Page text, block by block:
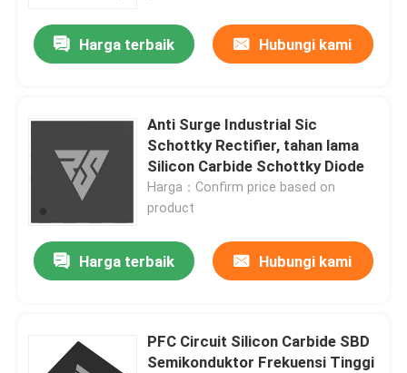
Harga terbaik Hubungi kami
Anti Surge Industrial Sic
Schottky Rectifier, tahan lama
Silicon Carbide Schottky Diode
Harga：Confirm price based on
product
Harga terbaik Hubungi kami
PFC Circuit Silicon Carbide SBD
Semikonduktor Frekuensi Tinggi